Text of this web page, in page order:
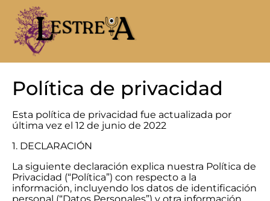
Política de privacidad
Esta política de privacidad fue actualizada por
última vez el 12 de junio de 2022
1. DECLARACIÓN
La siguiente declaración explica nuestra Política de
Privacidad (“Política”) con respecto a la
información, incluyendo los datos de identificación